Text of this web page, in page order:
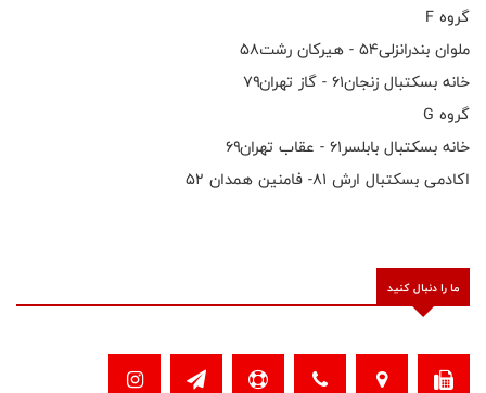
گروه F
ملوان بندرانزلی۵۴ - هیرکان رشت۵۸
خانه بسکتبال زنجان۶۱ - گاز تهران۷۹
گروه G
خانه بسکتبال بابلسر۶۱ - عقاب تهران۶۹
اکادمی بسکتبال ارش ۸۱- فامنین همدان ۵۲
ما را دنبال کنید